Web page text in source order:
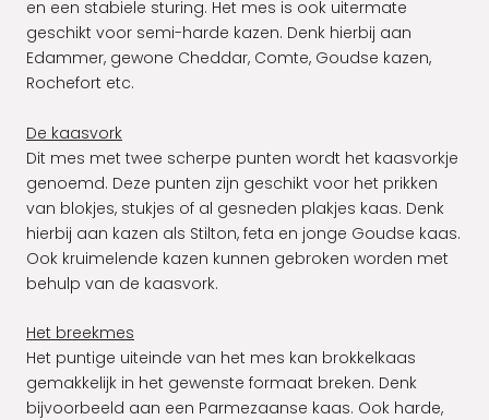
en een stabiele sturing. Het mes is ook uitermate
geschikt voor semi-harde kazen. Denk hierbij aan
Edammer, gewone Cheddar, Comte, Goudse kazen,
Rochefort etc.
De kaasvork
Dit mes met twee scherpe punten wordt het kaasvorkje
genoemd. Deze punten zijn geschikt voor het prikken
van blokjes, stukjes of al gesneden plakjes kaas. Denk
hierbij aan kazen als Stilton, feta en jonge Goudse kaas.
Ook kruimelende kazen kunnen gebroken worden met
behulp van de kaasvork.
Het breekmes
Het puntige uiteinde van het mes kan brokkelkaas
gemakkelijk in het gewenste formaat breken. Denk
bijvoorbeeld aan een Parmezaanse kaas. Ook harde,